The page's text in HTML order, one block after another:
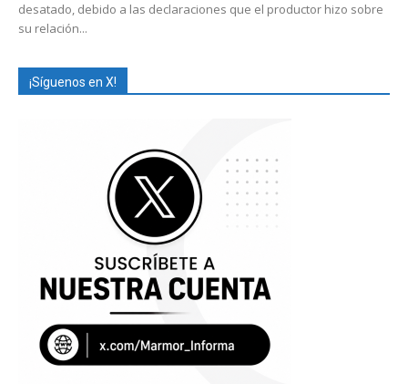
desatado, debido a las declaraciones que el productor hizo sobre
su relación...
¡Síguenos en X!